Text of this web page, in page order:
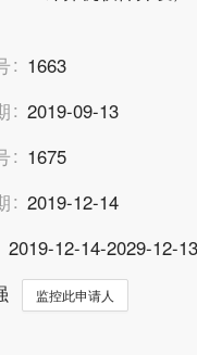
1663
2019-09-13
1675
2019-12-14
2019-12-14-2029-12-13
监控此申请人